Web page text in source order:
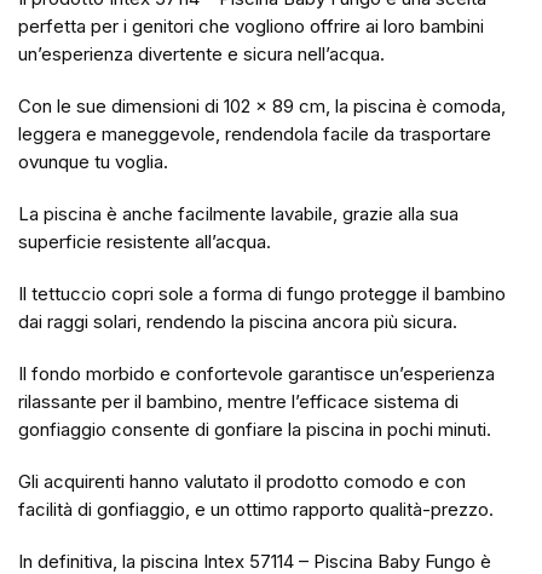
perfetta per i genitori che vogliono offrire ai loro bambini
un’esperienza divertente e sicura nell’acqua.
Con le sue dimensioni di 102 x 89 cm, la piscina è comoda,
leggera e maneggevole, rendendola facile da trasportare
ovunque tu voglia.
La piscina è anche facilmente lavabile, grazie alla sua
superficie resistente all’acqua.
Il tettuccio copri sole a forma di fungo protegge il bambino
dai raggi solari, rendendo la piscina ancora più sicura.
Il fondo morbido e confortevole garantisce un’esperienza
rilassante per il bambino, mentre l’efficace sistema di
gonfiaggio consente di gonfiare la piscina in pochi minuti.
Gli acquirenti hanno valutato il prodotto comodo e con
facilità di gonfiaggio, e un ottimo rapporto qualità-prezzo.
In definitiva, la piscina Intex 57114 – Piscina Baby Fungo è